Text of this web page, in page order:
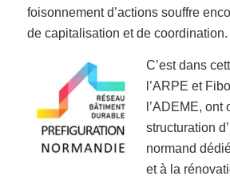
foisonnement d’actions souffre
de capitalisation et de coordination.
C’est dans
l’ARPE et
l’ADEME,
structuration
normand
et à la